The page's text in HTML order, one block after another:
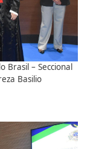
Brasil – Seccional
Basilio